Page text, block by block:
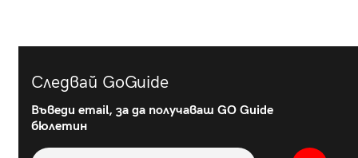
Следвай GoGuide
Въведи email, за да получаваш GO Guide
бюлетин